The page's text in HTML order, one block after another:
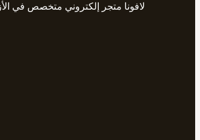
لافونا متجر إلكتروني متخصص في